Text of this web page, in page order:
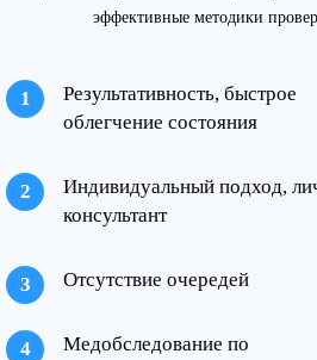
эффективные методики
Результативность, быстрое
облегчение состояния
Индивидуальный подход,
консультант
Отсутствие очередей
Медобследование по